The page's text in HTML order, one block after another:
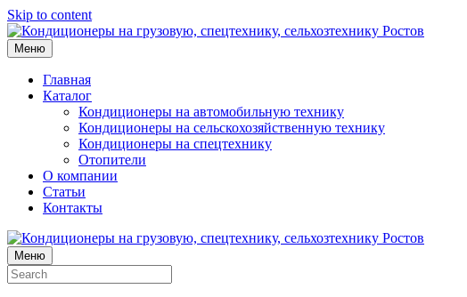
Skip to content
Меню
Главная
Каталог
Кондиционеры на автомобильную технику
Кондиционеры на сельскохозяйственную технику
Кондиционеры на спецтехнику
Отопители
О компании
Статьи
Контакты
Меню